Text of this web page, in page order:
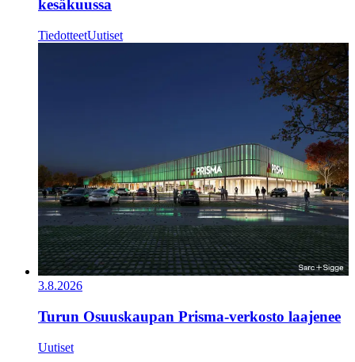
kesäkuussa
TiedotteetUutiset
3.8.2026
Turun Osuuskaupan Prisma-verkosto laajenee
Uutiset